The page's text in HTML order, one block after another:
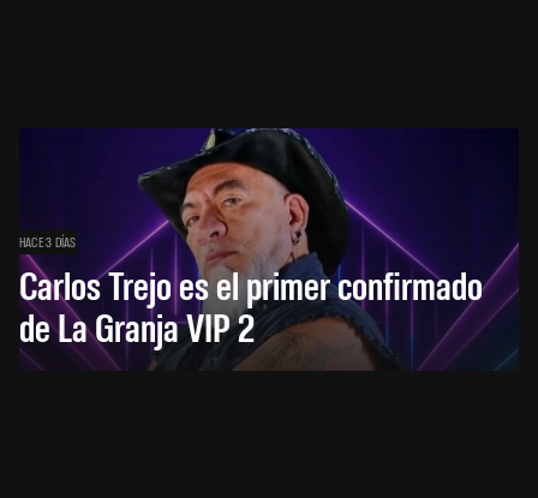
HACE 3 DÍAS
Carlos Trejo es el primer confirmado
de La Granja VIP 2